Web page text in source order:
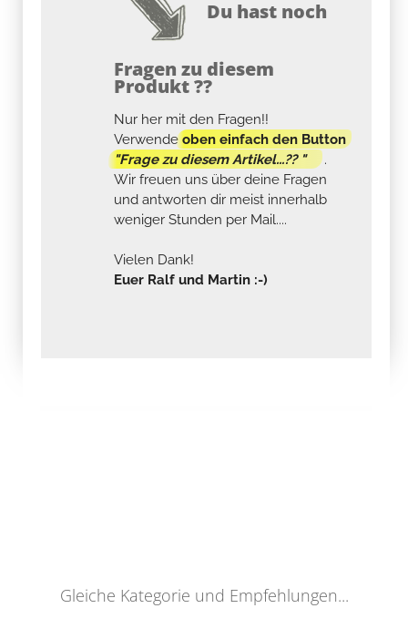
Du hast noch
Fragen zu diesem
Produkt ??
Nur her mit den Fragen!!
Verwendeoben einfach den Button
"Frage zu diesem Artikel...?? "
.
Wir freuen uns über deine Fragen
und antworten dir meist innerhalb
weniger Stunden per Mail....
Vielen Dank!
Euer Ralf und Martin :-)
Gleiche Kategorie und Empfehlungen...